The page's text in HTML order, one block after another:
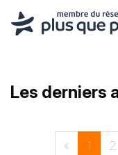
Les derniers
« 1 2